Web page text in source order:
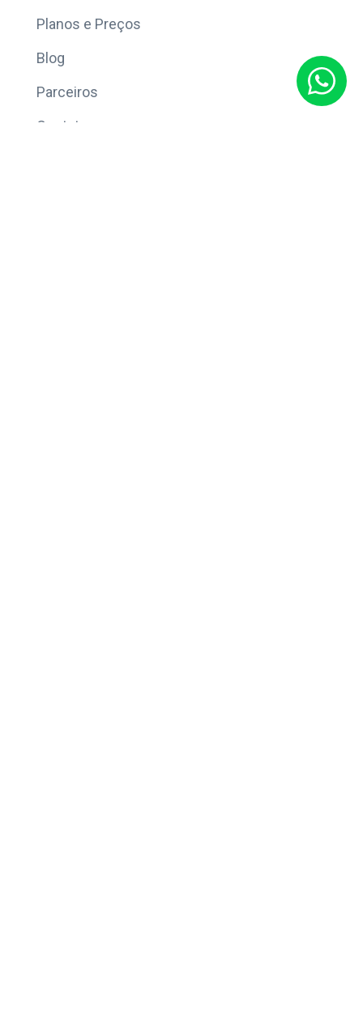
Planos e Preços
Blog
Parceiros
Contato